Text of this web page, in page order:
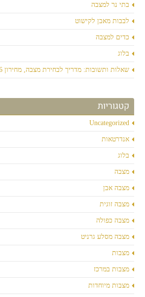
בתי נר למצבה
לבבות מאבן לקישוט
כדים למצבה
בלוג
שאלות ותשובות: מדריך לבחירת מצבה, מחירון 2026 וסוגי אבנים
קטגוריות
Uncategorized
אנדרטאות
בלוג
מצבה
מצבה אבן
מצבה זוגית
מצבה כפולה
מצבה מסלע גרניט
מצבות
מצבות במרכז
מצבות מיוחדות